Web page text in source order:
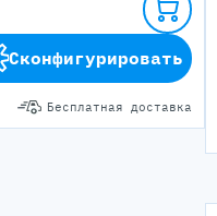
Бесплатная доставка
Сконфигурировать